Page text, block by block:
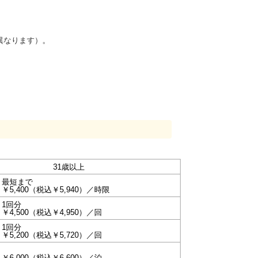
ります）。
31歳以上
短まで
5,400（税込￥5,940）／時限
1回分
4,500（税込￥4,950）／回
1回分
5,200（税込￥5,720）／回